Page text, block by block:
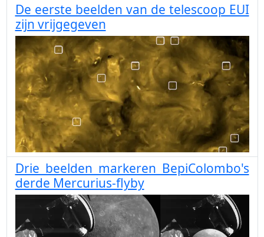
De eerste beelden van de telescoop EUI
zijn vrijgegeven
Drie beelden markeren BepiColombo's
derde Mercurius-flyby